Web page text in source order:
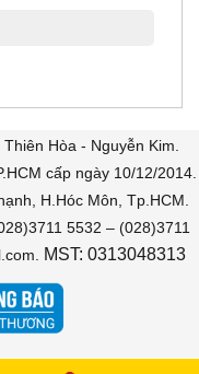
Hòa - Nguyễn Kim.
cấp ngày 10/12/2014.
H.Hóc Môn, Tp.HCM.
5532 – (028)3711
MST: 0313048313